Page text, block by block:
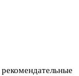
рекомендательные